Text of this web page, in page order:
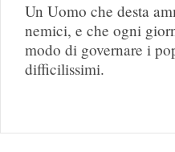
Un Uomo che desta
nemici, e che ogni
modo di governare i
difficilissimi.